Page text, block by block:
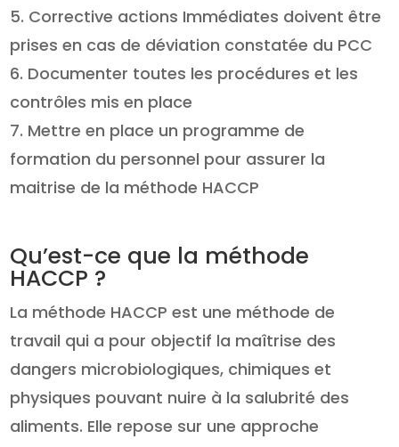
Corrective actions Immédiates doivent être
prises en cas de déviation constatée du PCC
Documenter toutes les procédures et les
contrôles mis en place
Mettre en place un programme de
formation du personnel pour assurer la
maitrise de la méthode HACCP
Qu’est-ce que la méthode
HACCP ?
La méthode HACCP est une méthode de
travail qui a pour objectif la maîtrise des
dangers microbiologiques, chimiques et
physiques pouvant nuire à la salubrité des
aliments. Elle repose sur une approche